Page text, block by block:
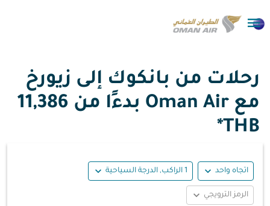

رحلات من بانكوك إلى زيورخ
مع Oman Air بدءًا من
11,386
THB*
اتجاه واحد expand_more 1 الراكب, الدرجة السياحية expand_more
الرمز الترويجي expand_more